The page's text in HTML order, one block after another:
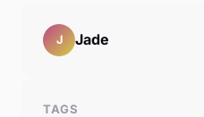
J Jade
TAGS